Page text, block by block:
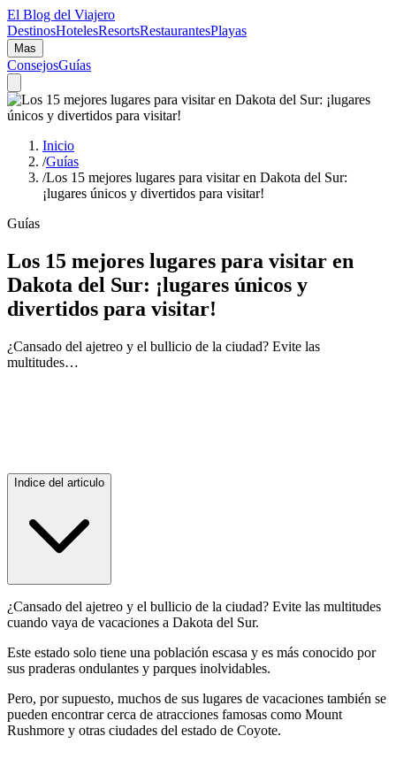
El Blog del Viajero
DestinosHotelesResortsRestaurantesPlayas
Mas
ConsejosGuías
Inicio
/Guías
/Los 15 mejores lugares para visitar en Dakota del Sur:
¡lugares únicos y divertidos para visitar!
Guías
Los 15 mejores lugares para visitar en
Dakota del Sur: ¡lugares únicos y
divertidos para visitar!
¿Cansado del ajetreo y el bullicio de la ciudad? Evite las
multitudes…
Indice del articulo
¿Cansado del ajetreo y el bullicio de la ciudad? Evite las multitudes
cuando vaya de vacaciones a Dakota del Sur.
Este estado solo tiene una población escasa y es más conocido por
sus praderas ondulantes y parques inolvidables.
Pero, por supuesto, muchos de sus lugares de vacaciones también se
pueden encontrar cerca de atracciones famosas como Mount
Rushmore y otras ciudades del estado de Coyote.